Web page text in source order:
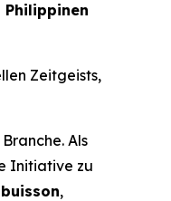
Philippinen
Zeitgeists,
Als
Initiative zu
,